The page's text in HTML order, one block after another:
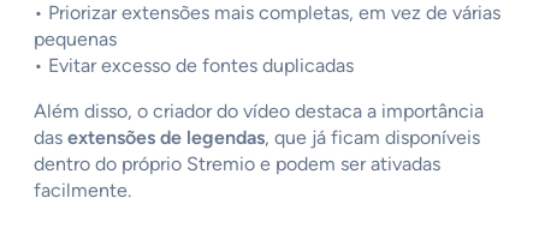
• Priorizar extensões mais completas, em vez de várias
pequenas
• Evitar excesso de fontes duplicadas
Além disso, o criador do vídeo destaca a importância
das extensões de legendas, que já ficam disponíveis
dentro do próprio Stremio e podem ser ativadas
facilmente.